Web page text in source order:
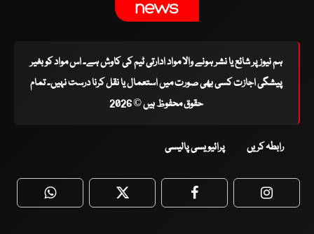
ہم نیوز پر شائع یا نشر ہونے والا مواد ادارتی ٹیم کی کاوش ہے۔ اس مواد کو بغیر
پیشگی اجازت کسی بھی صورت میں استعمال یا نقل کرنا درست نہیں۔ تمام
حقوق محفوظ ہیں © 2026
رابطہ کریں پرائیویسی پالیسی
WhatsApp Twitter Facebook